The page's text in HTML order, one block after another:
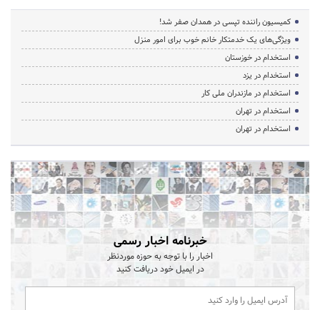
کمیسیون راننده تپسی در همدان صفر شد!
ویژگی‌های یک خدمتکار خانم خوب برای امور منزل
استخدام در خوزستان
استخدام در یزد
استخدام در مازندران ملی کار
استخدام در تهران
استخدام در تهران
خبرنامه اخبار رسمی
اخبار را با توجه به حوزه موردنظر
در ایمیل خود دریافت کنید